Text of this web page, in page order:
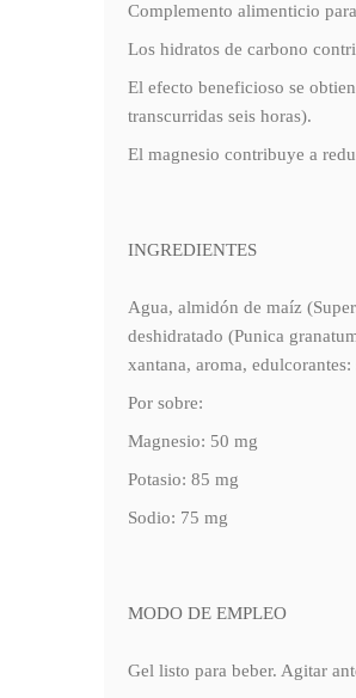
Complemento alimenticio
Los hidratos de carbono
El efecto beneficioso se
transcurridas seis horas).
El magnesio contribuye a
INGREDIENTES
Agua, almidón de maíz
deshidratado (Punica
xantana, aroma,
Por sobre:
Magnesio: 50 mg
Potasio: 85 mg
Sodio: 75 mg
MODO DE EMPLEO
Gel listo para beber. Agitar